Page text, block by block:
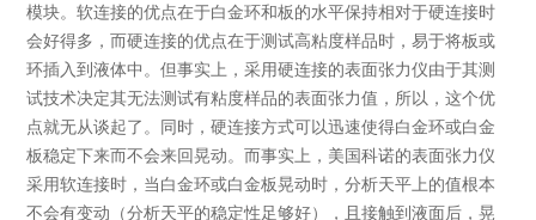
模块。软连接的优点在于白金环和板的水平保持相对于硬连接时
会好得多，而硬连接的优点在于测试高粘度样品时，易于将板或
环插入到液体中。但事实上，采用硬连接的表面张力仪由于其测
试技术决定其无法测试有粘度样品的表面张力值，所以，这个优
点就无从谈起了。同时，硬连接方式可以迅速使得白金环或白金
板稳定下来而不会来回晃动。而事实上，美国科诺的表面张力仪
采用软连接时，当白金环或白金板晃动时，分析天平上的值根本
不会有变动（分析天平的稳定性足够好），且接触到液面后，晃